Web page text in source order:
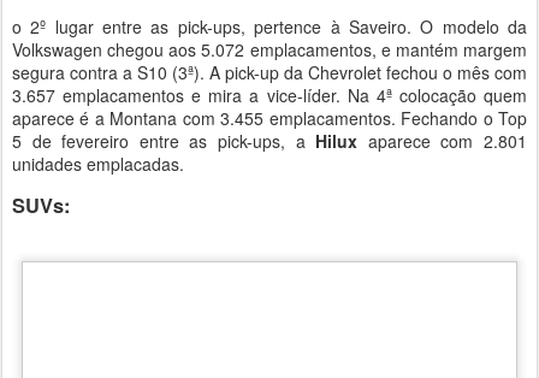
o 2º lugar entre as pick-ups, pertence à Saveiro. O modelo da
Volkswagen chegou aos 5.072 emplacamentos, e mantém margem
segura contra a S10 (3ª). A pick-up da Chevrolet fechou o mês com
3.657 emplacamentos e mira a vice-líder. Na 4ª colocação quem
aparece é a Montana com 3.455 emplacamentos. Fechando o Top
5 de fevereiro entre as pick-ups, a Hilux aparece com 2.801
unidades emplacadas.
SUVs: